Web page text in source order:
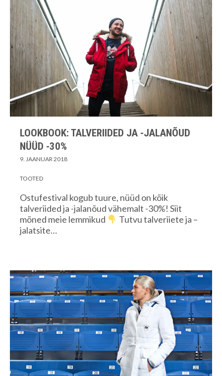
LOOKBOOK: TALVERIIDED JA -JALANÕUD
NÜÜD -30%
9. JAANUAR 2018
TOOTED
Ostufestival kogub tuure, nüüd on kõik
talveriided ja -jalanõud vähemalt -30%! Siit
mõned meie lemmikud
Tutvu talveriiete ja –
jalatsite…